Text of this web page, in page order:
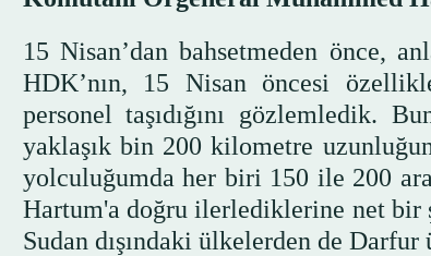
15 Nisan’dan bahsetmeden önce,
HDK’nın, 15 Nisan öncesi
personel taşıdığını gözlemledik.
yaklaşık bin 200 kilometre
yolculuğumda her biri 150 ile 200
Hartum'a doğru ilerlediklerine net bir
Sudan dışındaki ülkelerden de Darfur